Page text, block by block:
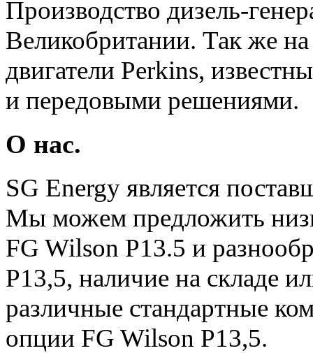
Производство дизель-
Великобритании. Так же
двигатели Perkins,
и передовыми решениями.
О нас.
SG Energy является
Мы можем предложить
FG Wilson P13.5 и
P13,5, наличие на складе
различные стандартные
опции FG Wilson P13,5.